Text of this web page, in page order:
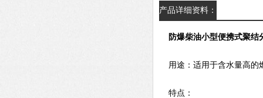
产品详细资料：
防爆柴油小型便携式聚结
用途：适用于含水量高的
特点：